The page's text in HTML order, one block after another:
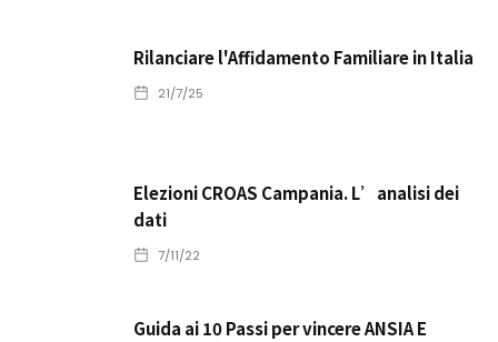
Rilanciare l'Affidamento Familiare in Italia
21/7/25
Elezioni CROAS Campania. L’analisi dei
dati
7/11/22
Guida ai 10 Passi per vincere ANSIA E